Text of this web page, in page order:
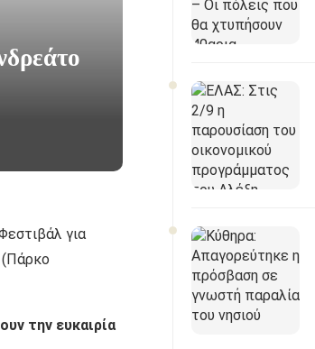
για
(Πάρκο
την ευκαιρία